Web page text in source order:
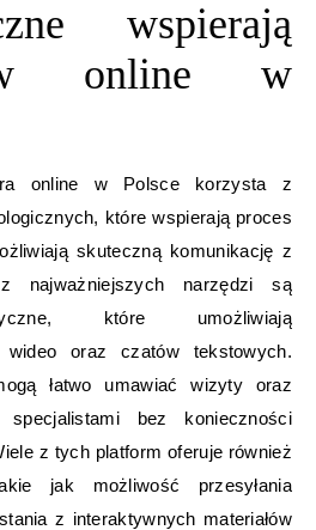
wspierają
online w
online w Polsce korzysta z
które wspierają proces
skuteczną komunikację z
najważniejszych narzędzi są
które umożliwiają
wideo oraz czatów tekstowych.
łatwo umawiać wizyty oraz
bez konieczności
z tych platform oferuje również
jak możliwość przesyłania
z interaktywnych materiałów